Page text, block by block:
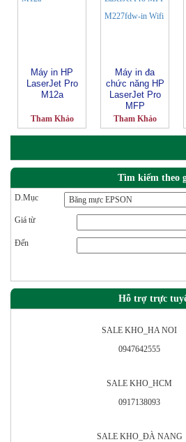
Máy in HP
LaserJet Pro
M12a
Tham Khảo
Máy in đa
chức năng HP
LaserJet Pro
MFP
M227fdw-in
Wifi
Tham Khảo
Tìm kiếm theo
D.Mục
Giá từ
Đến
Hỗ trợ trực
SALE KHO_HA NOI
0947642555
SALE KHO_HCM
0917138093
SALE KHO_ÐÀ NANG